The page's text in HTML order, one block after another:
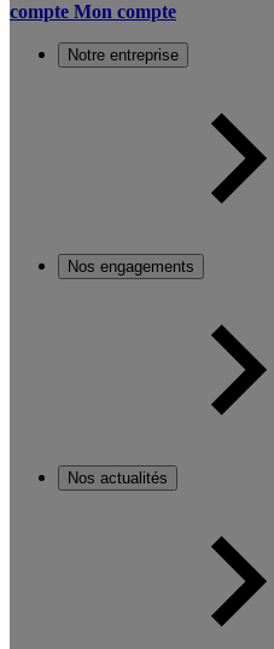
compte Mon compte
Notre entreprise
Nos engagements
Nos actualités